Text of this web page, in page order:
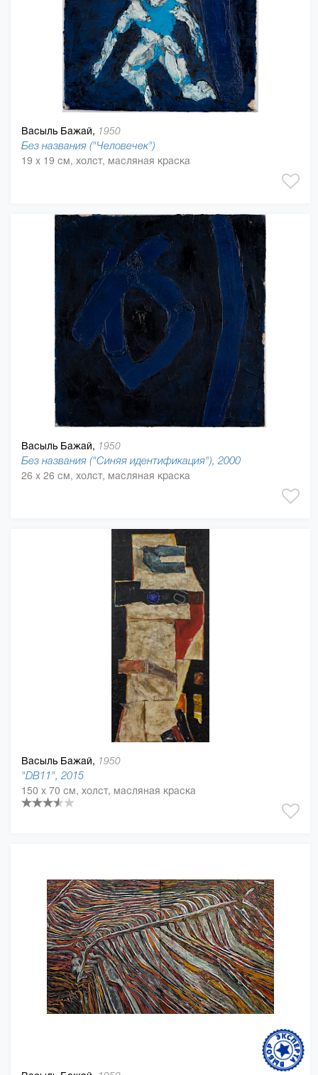
Васыль Бажай, 1950
Без названия ("Человечек")
19 x 19 см, холст, масляная краска
Васыль Бажай, 1950
Без названия ("Синяя идентификация"), 2000
26 x 26 см, холст, масляная краска
Васыль Бажай, 1950
"DB11", 2015
150 x 70 см, холст, масляная краска